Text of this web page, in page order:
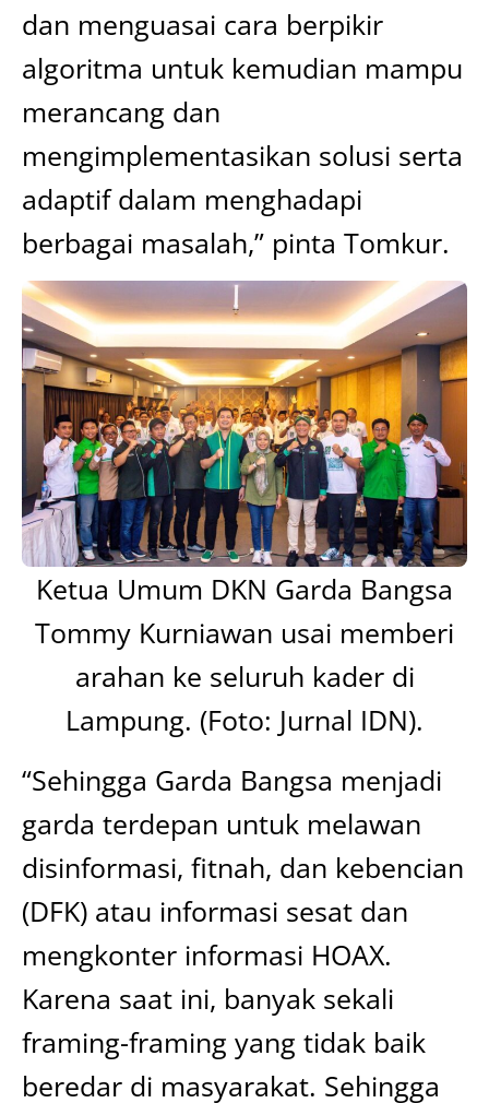
dan menguasai cara berpikir
algoritma untuk kemudian mampu
merancang dan
mengimplementasikan solusi serta
adaptif dalam menghadapi
berbagai masalah,” pinta Tomkur.
Ketua Umum DKN Garda Bangsa
Tommy Kurniawan usai memberi
arahan ke seluruh kader di
Lampung. (Foto: Jurnal IDN).
“Sehingga Garda Bangsa menjadi
garda terdepan untuk melawan
disinformasi, fitnah, dan kebencian
(DFK) atau informasi sesat dan
mengkonter informasi HOAX.
Karena saat ini, banyak sekali
framing-framing yang tidak baik
beredar di masyarakat. Sehingga